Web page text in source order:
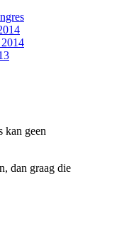
kan geen
dan graag die